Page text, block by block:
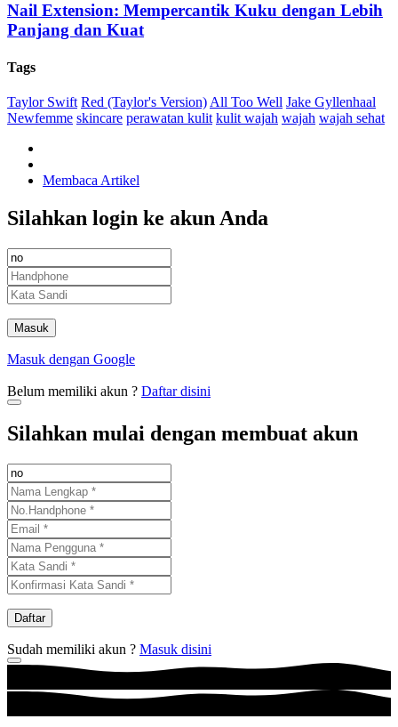
Nail Extension: Mempercantik Kuku dengan Lebih
Panjang dan Kuat
Tags
Taylor Swift Red (Taylor's Version) All Too Well Jake Gyllenhaal
Newfemme skincare perawatan kulit kulit wajah wajah wajah sehat
Membaca Artikel
Silahkan login ke akun Anda
Masuk
Masuk dengan Google
Belum memiliki akun ? Daftar disini
Silahkan mulai dengan membuat akun
Daftar
Sudah memiliki akun ? Masuk disini